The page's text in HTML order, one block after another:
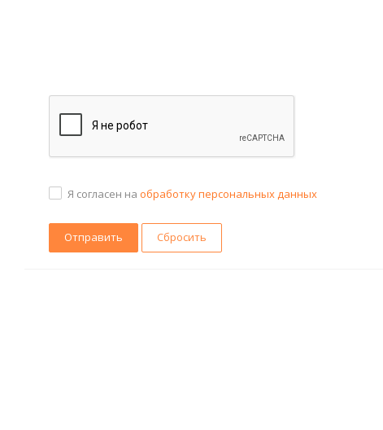
Я согласен на обработку персональных данных
Сбросить